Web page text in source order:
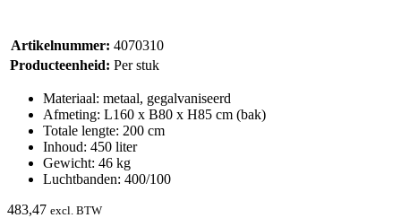
Artikelnummer: 4070310
Producteenheid: Per stuk
Materiaal: metaal, gegalvaniseerd
Afmeting: L160 x B80 x H85 cm (bak)
Totale lengte: 200 cm
Inhoud: 450 liter
Gewicht: 46 kg
Luchtbanden: 400/100
483,47 excl. BTW